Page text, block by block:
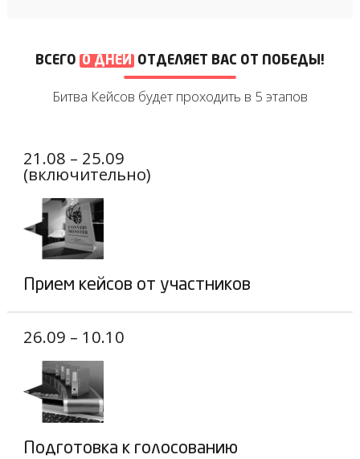
ВСЕГО 0 ДНЕЙ ОТДЕЛЯЕТ ВАС ОТ ПОБЕДЫ!
Битва Кейсов будет проходить в 5 этапов
21.08 – 25.09
(включительно)
Прием кейсов от участников
26.09 – 10.10
Подготовка к голосованию